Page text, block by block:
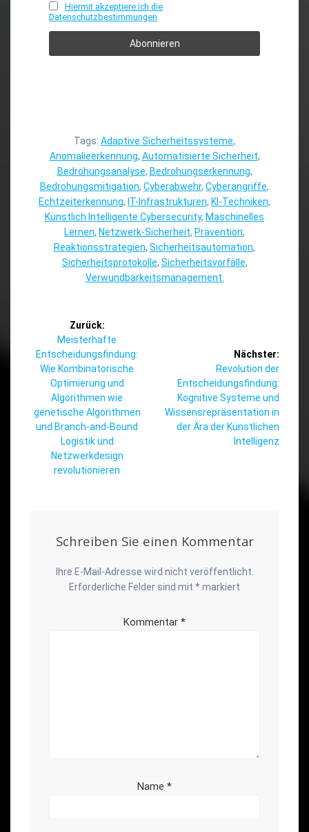
Hiermit akzeptiere ich die
Datenschutzbestimmungen
Tags: Adaptive Sicherheitssysteme,
Anomalieerkennung, Automatisierte Sicherheit,
Bedrohungsanalyse, Bedrohungserkennung,
Bedrohungsmitigation, Cyberabwehr, Cyberangriffe,
Echtzeiterkennung, IT-Infrastrukturen, KI-Techniken,
Künstlich Intelligente Cybersecurity, Maschinelles
Lernen, Netzwerk-Sicherheit, Prävention,
Reaktionsstrategien, Sicherheitsautomation,
Sicherheitsprotokolle, Sicherheitsvorfälle,
Verwundbarkeitsmanagement.
Beitragsnavigation
Zurück:
Vorheriger
Beitrag:
Meisterhafte
Entscheidungsfindung:
Wie Kombinatorische
Optimierung und
Algorithmen wie
genetische Algorithmen
und Branch-and-Bound
Logistik und
Netzwerkdesign
revolutionieren
Nächster:
Nächster
Beitrag:
Revolution der
Entscheidungsfindung:
Kognitive Systeme und
Wissensrepräsentation in
der Ära der Künstlichen
Intelligenz
Schreiben Sie einen Kommentar
Ihre E-Mail-Adresse wird nicht veröffentlicht.
Erforderliche Felder sind mit *markiert
Kommentar *
Name *